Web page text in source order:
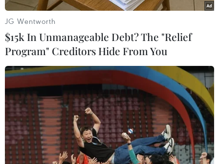
đuối nước thương tâm khiến 2 du khách tử vong.
JG Wentworth
$15k In Unmanageable Debt? The "Relief
Program" Creditors Hide From You